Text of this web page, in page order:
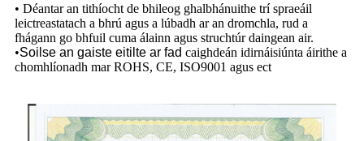
• Déantar an tithíocht de bhileog ghalbhánuithe trí spraeáil
leictreastatach a bhrú agus a lúbadh ar an dromchla, rud a
fhágann go bhfuil cuma álainn agus struchtúr daingean air.
•Soilse an gaiste eitilte ar fad caighdeán idirnáisiúnta áirithe a
chomhlíonadh mar ROHS, CE, ISO9001 agus ect